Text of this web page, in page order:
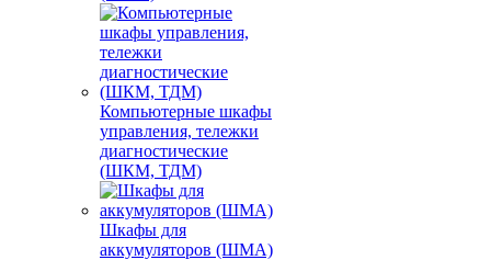
Компьютерные шкафы
управления, тележки
диагностические
(ШКМ, ТДМ)
Шкафы для
аккумуляторов (ШМА)